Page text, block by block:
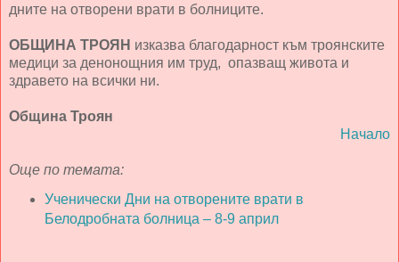
дните на отворени врати в болниците.
ОБЩИНА ТРОЯН изказва благодарност към троянските
медици за денонощния им труд, опазващ живота и
здравето на всички ни.
Община Троян
Начало
Още по темата:
Ученически Дни на отворените врати в
Белодробната болница – 8-9 април